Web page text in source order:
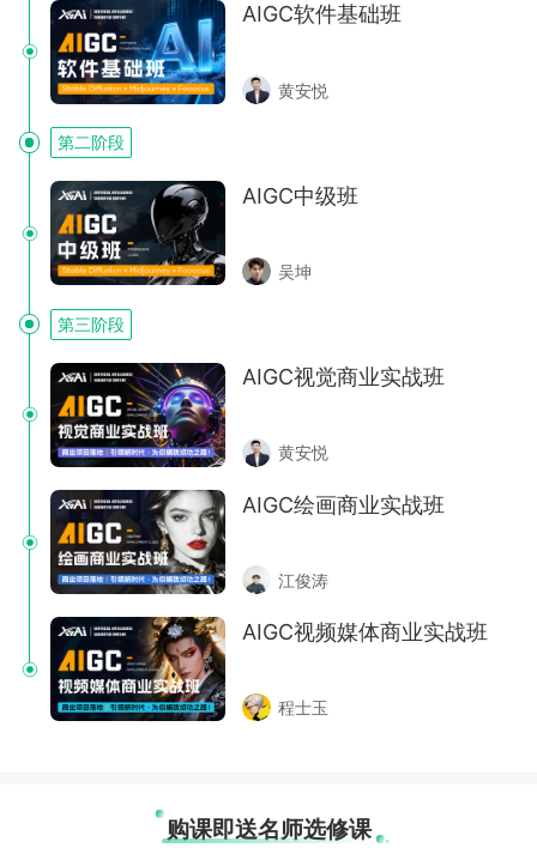
AIGC软件基础班
黄安悦
第二阶段
AIGC中级班
吴坤
第三阶段
AIGC视觉商业实战班
黄安悦
AIGC绘画商业实战班
江俊涛
AIGC视频媒体商业实战班
程士玉
购课即送名师选修课